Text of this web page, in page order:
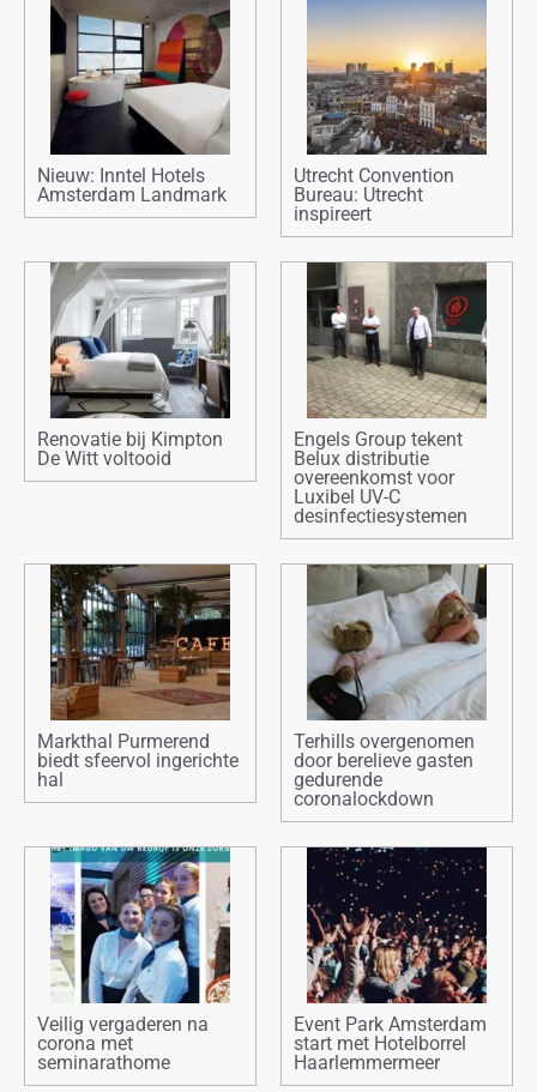
Nieuw: Inntel Hotels
Amsterdam Landmark
Utrecht Convention
Bureau: Utrecht
inspireert
Renovatie bij Kimpton
De Witt voltooid
Engels Group tekent
Belux distributie
overeenkomst voor
Luxibel UV-C
desinfectiesystemen
Markthal Purmerend
biedt sfeervol ingerichte
hal
Terhills overgenomen
door berelieve gasten
gedurende
coronalockdown
Veilig vergaderen na
corona met
seminarathome
Event Park Amsterdam
start met Hotelborrel
Haarlemmermeer